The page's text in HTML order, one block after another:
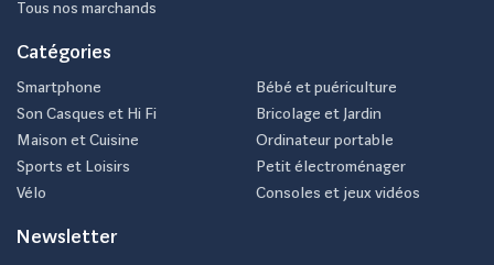
Tous nos marchands
Catégories
Smartphone
Son Casques et Hi Fi
Maison et Cuisine
Sports et Loisirs
Vélo
Bébé et puériculture
Bricolage et Jardin
Ordinateur portable
Petit électroménager
Consoles et jeux vidéos
Newsletter